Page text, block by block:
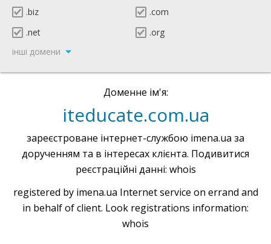
.biz
.com
.net
.org
інші домени
Доменне ім'я:
iteducate.com.ua
зареєстроване інтернет-службою imena.ua за
дорученням та в інтересах клієнта. Подивитися
реєстраційні данні: whois
registered by imena.ua Internet service on errand and
in behalf of client. Look registrations information:
whois